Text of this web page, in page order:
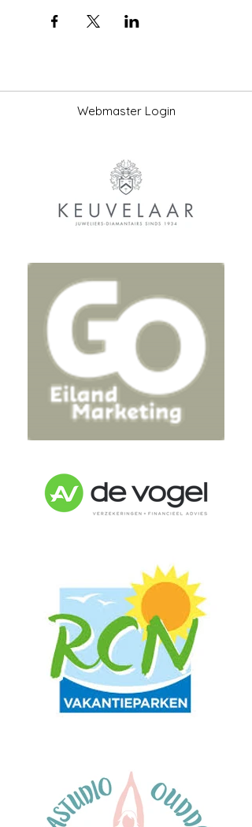
Webmaster Login